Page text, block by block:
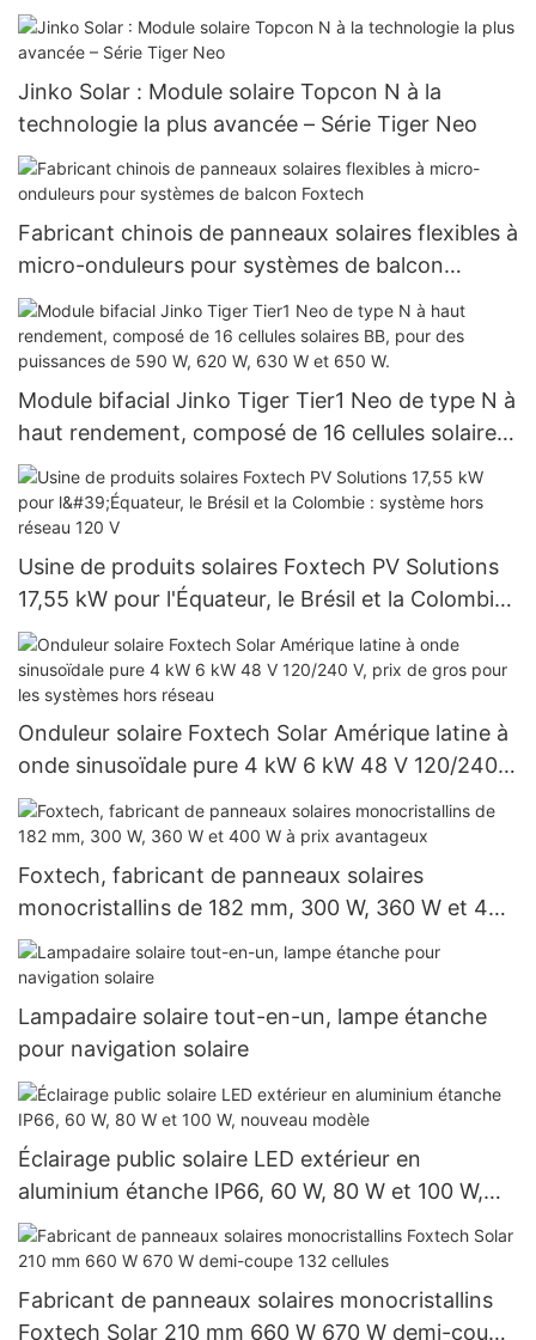
double vitrage
Jinko Solar : Module solaire Topcon N à la
technologie la plus avancée – Série Tiger Neo
Fabricant chinois de panneaux solaires flexibles à
micro-onduleurs pour systèmes de balcon
Foxtech
Module bifacial Jinko Tiger Tier1 Neo de type N à
haut rendement, composé de 16 cellules solaires
BB, pour des puissances de 590 W, 620 W, 630 W
et 650 W.
Usine de produits solaires Foxtech PV Solutions
17,55 kW pour l'Équateur, le Brésil et la Colombie :
système hors réseau 120 V
Onduleur solaire Foxtech Solar Amérique latine à
onde sinusoïdale pure 4 kW 6 kW 48 V 120/240
V, prix de gros pour les systèmes hors réseau
Foxtech, fabricant de panneaux solaires
monocristallins de 182 mm, 300 W, 360 W et 400
W à prix avantageux
Lampadaire solaire tout-en-un, lampe étanche
pour navigation solaire
Éclairage public solaire LED extérieur en
aluminium étanche IP66, 60 W, 80 W et 100 W,
nouveau modèle
Fabricant de panneaux solaires monocristallins
Foxtech Solar 210 mm 660 W 670 W demi-coupe